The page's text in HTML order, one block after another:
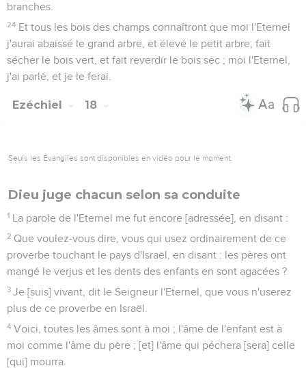
branches.
24 Et tous les bois des champs connaîtront que moi l'Eternel
j'aurai abaissé le grand arbre, et élevé le petit arbre, fait
sécher le bois vert, et fait reverdir le bois sec ; moi l'Eternel,
j'ai parlé, et je le ferai.
Ezéchiel 18
Seuls les Évangiles sont disponibles en vidéo pour le moment.
Dieu juge chacun selon sa conduite
1 La parole de l'Eternel me fut encore [adressée], en disant :
2 Que voulez-vous dire, vous qui usez ordinairement de ce
proverbe touchant le pays d'Israël, en disant : les pères ont
mangé le verjus et les dents des enfants en sont agacées ?
3 Je [suis] vivant, dit le Seigneur l'Eternel, que vous n'userez
plus de ce proverbe en Israël.
4 Voici, toutes les âmes sont à moi ; l'âme de l'enfant est à
moi comme l'âme du père ; [et] l'âme qui péchera [sera] celle
[qui] mourra.